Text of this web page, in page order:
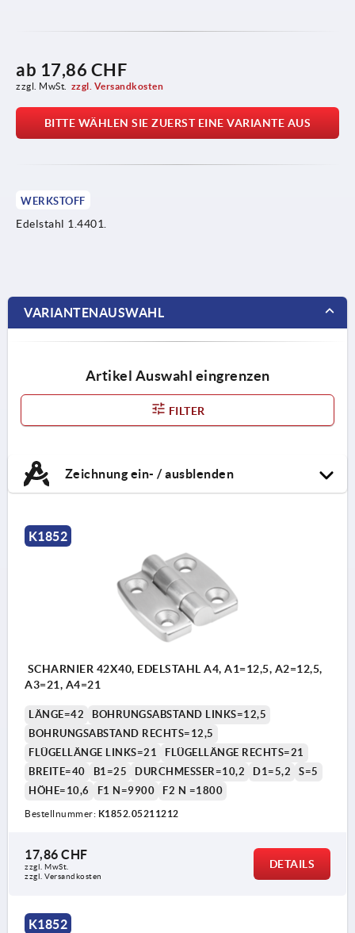
ab 17,86 CHF
zzgl. MwSt. zzgl. Versandkosten
BITTE WÄHLEN SIE ZUERST EINE VARIANTE AUS
WERKSTOFF
Edelstahl 1.4401.
VARIANTENAUSWAHL
Artikel Auswahl eingrenzen
FILTER
Zeichnung ein- / ausblenden
K1852
SCHARNIER 42X40, EDELSTAHL A4, A1=12,5, A2=12,5,
A3=21, A4=21
LÄNGE=42
BOHRUNGSABSTAND LINKS=12,5
BOHRUNGSABSTAND RECHTS=12,5
FLÜGELLÄNGE LINKS=21
FLÜGELLÄNGE RECHTS=21
BREITE=40
B1=25 DURCHMESSER=10,2 D1=5,2
S=5
HÖHE=10,6
F1 N=9900 F2 N =1800
Bestellnummer: K1852.05211212
17,86 CHF
zzgl. MwSt.
zzgl. Versandkosten
DETAILS
K1852